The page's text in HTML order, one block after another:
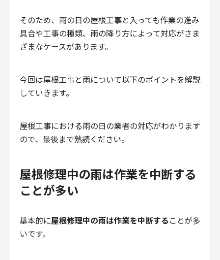
そのため、雨の日の屋根工事と入っても作業の進み
具合や工事の種類、雨の降り方によって対応がさま
ざまなケースがあります。
今回は屋根工事と雨について以下のポイントを解説
していきます。
屋根工事における雨の日の業者の対応がわかります
ので、最後まで熟読ください。
屋根修理中の雨は作業を中断する
ことが多い
基本的に屋根修理中の雨は作業を中断する ことが多
いです。